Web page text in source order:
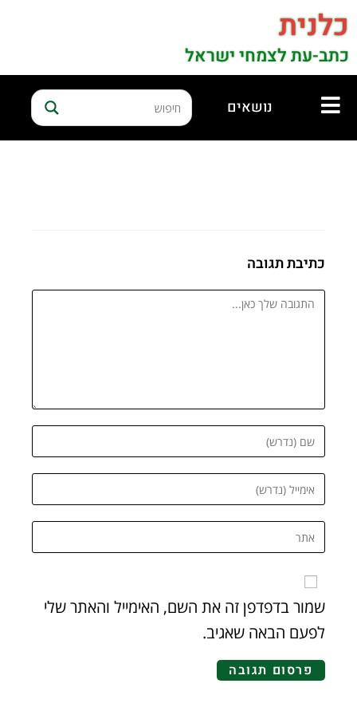
כלנית
כתב-עת לצמחי ישראל
נושאים
כתיבת תגובה
שמור בדפדפן זה את השם, האימייל והאתר שלי
לפעם הבאה שאגיב.